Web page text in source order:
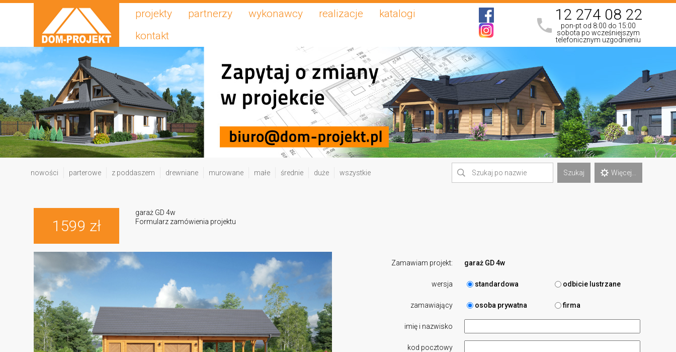
projekty partnerzy wykonawcy realizacje
katalogi
kontakt
12 274 08 22
pon-pt od 8:00 do 15:00
sobota po wcześniejszym
telefonicznym uzgodnieniu
nowości parterowe z poddaszem drewniane murowane małe średnie duże wszystkie Szukaj Więcej...
1599 zł
garaż GD 4w
Formularz zamówienia projektu
Zamawiam projekt: garaż GD 4w
wersja standardowa odbicie lustrzane
zamawiający osoba prywatna firma
imię i nazwisko
kod pocztowy